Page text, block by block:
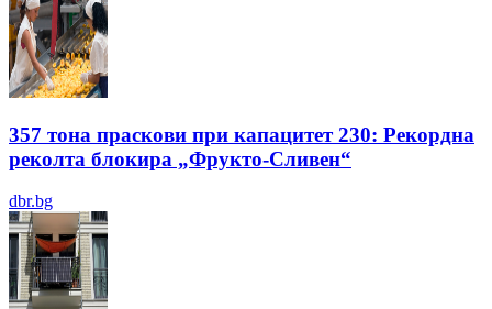
357 тона праскови при капацитет 230: Рекордна
реколта блокира „Фрукто-Сливен“
dbr.bg